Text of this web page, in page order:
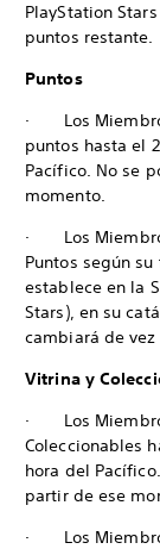
PlayStation
puntos restante.
Puntos
· Los
puntos hasta el
Pacífico. No se
momento.
· Los
Puntos según
establece en la
Stars), en su
cambiará de vez
Vitrina y
· Los
Coleccionables
hora del
partir de ese
· Los